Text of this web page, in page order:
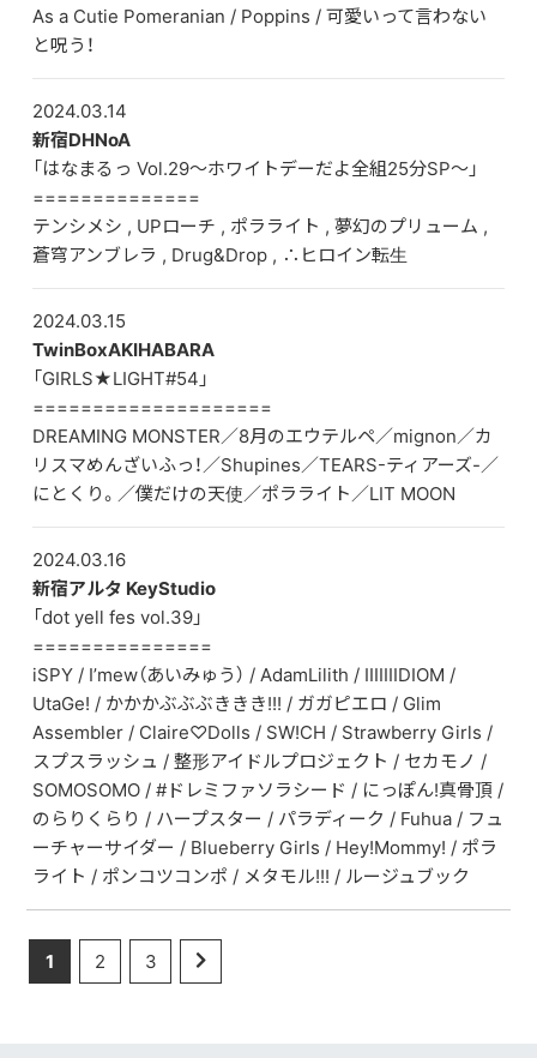
As a Cutie Pomeranian / Poppins / 可愛いって言わない
と呪う！
2024.03.14
新宿DHNoA
「はなまるっ Vol.29～ホワイトデーだよ全組25分SP～」
==============
テンシメシ , UPローチ , ポラライト , 夢幻のプリューム ,
蒼穹アンブレラ , Drug&Drop , ∴ヒロイン転生
2024.03.15
TwinBoxAKIHABARA
「GIRLS★LIGHT#54」
====================
DREAMING MONSTER／8月のエウテルペ／mignon／カ
リスマめんざいふっ！／Shupines／TEARS-ティアーズ-／
にとくり。／僕だけの天使／ポラライト／LIT MOON
2024.03.16
新宿アルタ KeyStudio
「dot yell fes vol.39」
===============
iSPY / I’mew（あいみゅう） / AdamLilith / IIIIIIIDIOM /
UtaGe! / かかかぶぶぶききき!!! / ガガピエロ / Glim
Assembler / Claire♡Dolls / SW!CH / Strawberry Girls /
スプスラッシュ / 整形アイドルプロジェクト / セカモノ / ​​
SOMOSOMO / #ドレミファソラシード / にっぽん!真骨頂 /
のらりくらり / ハープスター / パラディーク / Fuhua / フュ
ーチャーサイダー / Blueberry Girls / Hey!Mommy! / ポラ
ライト / ポンコツコンポ / メタモル!!! / ルージュブック
1 2 3